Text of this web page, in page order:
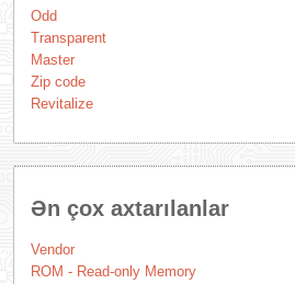
Odd
Transparent
Master
Zip code
Revitalize
Ən çox axtarılanlar
Vendor
ROM - Read-only Memory